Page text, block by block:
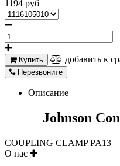
1194 руб
Купить добавить к
Перезвоните
Описание
Johnson
COUPLING CLAMP PA13
О нас